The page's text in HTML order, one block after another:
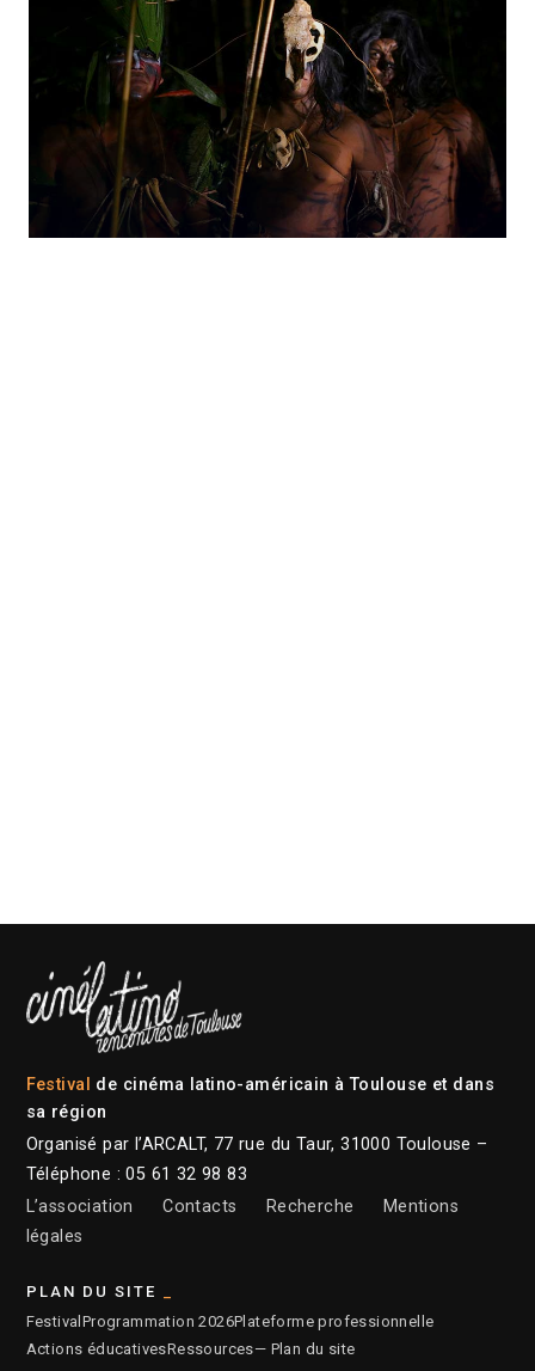
Festival de cinéma latino-américain à Toulouse et dans
sa région
Organisé par l’ARCALT, 77 rue du Taur, 31000 Toulouse –
Téléphone : 05 61 32 98 83
L’association
Contacts Recherche
Mentions
légales
PLAN DU SITE
Festival Programmation 2026Plateforme professionnelle
Actions éducativesRessources— Plan du site